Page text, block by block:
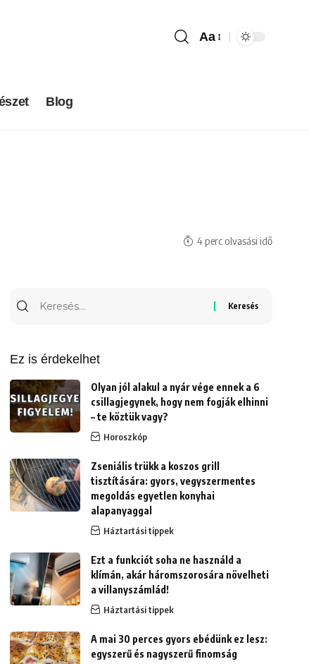
Aa
Blog
4 perc olvasási idő
Ez is érdekelhet
Olyan jól alakul a nyár vége ennek a 6
csillagjegynek, hogy nem fogják elhinni
– te köztük vagy?
Horoszkóp
Zseniális trükk a koszos grill
tisztítására: gyors, vegyszermentes
megoldás egyetlen konyhai
alapanyaggal
Háztartási tippek
Ezt a funkciót soha ne használd a
klímán, akár háromszorosára növelheti
a villanyszámlád!
Háztartási tippek
A mai 30 perces gyors ebédünk ez lesz:
egyszerű és nagyszerű finomság